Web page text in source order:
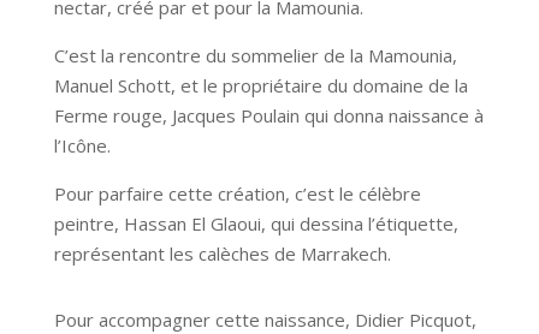
nectar, créé par et pour la Mamounia.
C’est la rencontre du sommelier de la Mamounia,
Manuel Schott, et le propriétaire du domaine de la
Ferme rouge, Jacques Poulain qui donna naissance à
l’Icône.
Pour parfaire cette création, c’est le célèbre
peintre, Hassan El Glaoui, qui dessina l’étiquette,
représentant les calèches de Marrakech.
Pour accompagner cette naissance, Didier Picquot,